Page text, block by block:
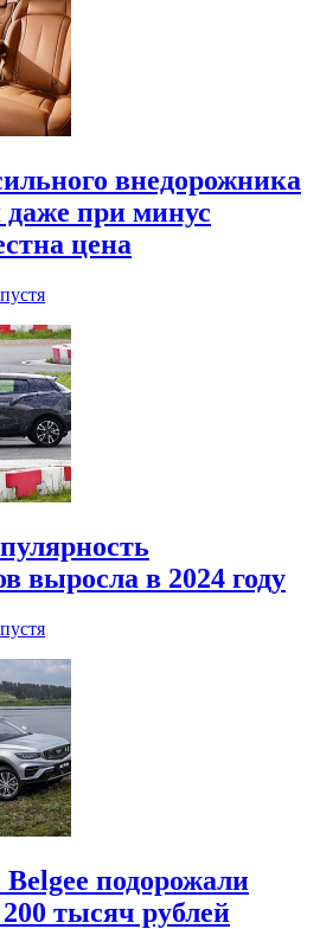
внедорожника
даже при минус
цена
выросла в 2024 году
подорожали
тысяч рублей